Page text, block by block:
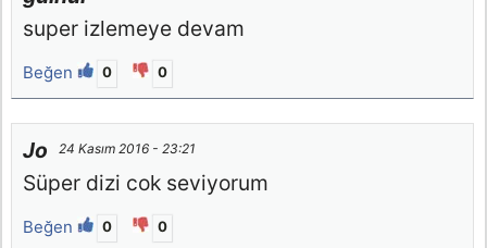
super izlemeye devam
Beğen 0 0
Jo 24 Kasım 2016 - 23:21
Süper dizi cok seviyorum
Beğen 0 0